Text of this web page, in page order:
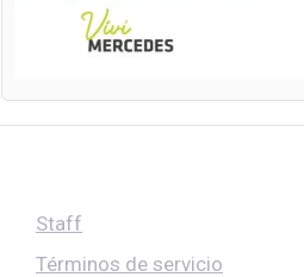
Staff
Términos de servicio